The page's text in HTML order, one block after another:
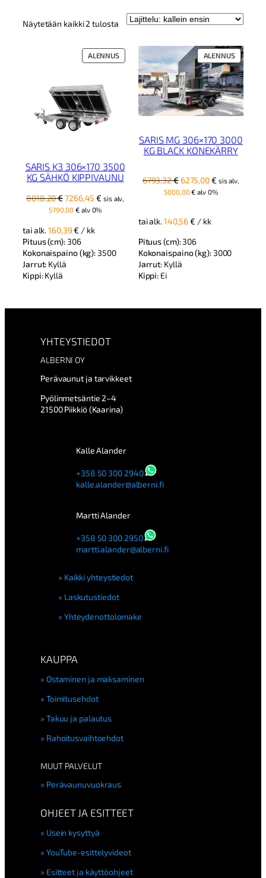
Näytetään kaikki 2 tulostaKallein
ALENNUSTUOTE
ALENNUKSESSA
SARIS K3 306×170 3500
KG SÄHKÖ KIPPIVAUNU
8018,20€Alkuperäinen
hinta
8018,20 €.
7266,45€ Nykyinen
hinta
sis alv,
5790,00€ alv 0%
tai alk.160,39€ / kk
Pituus (cm): 306
Kokonaispaino (kg): 3500
Jarrut: Kyllä
Kippi:Kyllä
ALENNUSTUOTE
SARIS MG 306×170 3000
KG BLACK KONEKÄRRY
6793,32€ Alkuperäinen
hinta
6275,00€Nykyinen
hinta
sis alv,
5000,00€ alv 0%
tai alk.140,56€ / kk
Pituus (cm):306
Kokonaispaino (kg): 3000
Jarrut: Kyllä
Kippi: Ei
YHTEYSTIEDOT
ALBERNI OY
Perävaunut ja tarvikkeet
Pyölinmetsäntie 2–4
21500 Piikkiö (Kaarina)
Kalle Alander
+358 50 300 2940
kalle.alander@alberni.fi
Martti Alander
+358 50 300 2950
martti.alander@alberni.fi
Kaikki yhteystiedot
Laskutustiedot
Yhteydenottolomake
KAUPPA
Ostaminen ja maksaminen
Toimitusehdot
Takuu ja palautus
Rahoitusvaihtoehdot
MUUT PALVELUT
Perävaunuvuokraus
OHJEET JA ESITTEET
Usein kysyttyä
YouTube-esittelyvideot
Esitteet ja käyttöohjeet